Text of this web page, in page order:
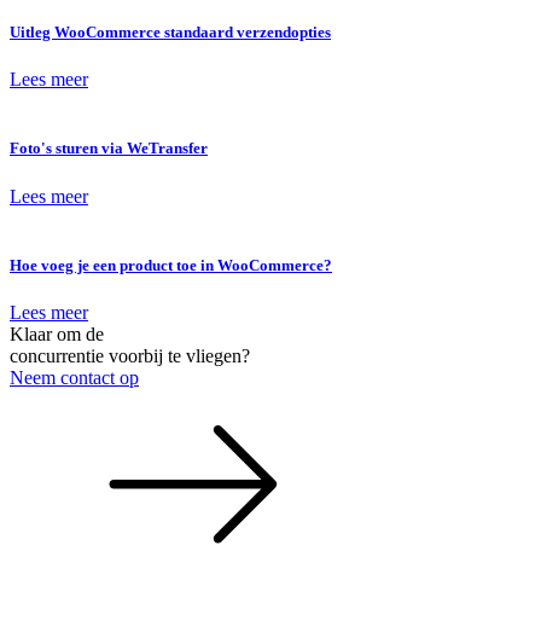
Uitleg WooCommerce standaard verzendopties
Lees meer
Foto's sturen via WeTransfer
Lees meer
Hoe voeg je een product toe in WooCommerce?
Lees meer
Klaar om de
concurrentie voorbij te vliegen?
Neem contact op